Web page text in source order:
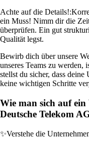
Achte auf die Details!:
ein Muss! Nimm dir die
überprüfen. Ein gut
Qualität legst.
Bewirb dich über unsere
unseres Teams zu werden,
stellst du sicher, dass
keine wichtigen Schritte
Wie man sich auf ein
Deutsche Telekom
✨Verstehe die